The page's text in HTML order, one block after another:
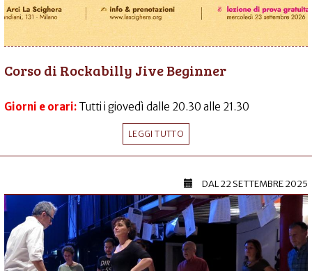
Corso di Rockabilly Jive Beginner
Giorni e orari: Tutti i giovedì dalle 20.30 alle 21.30
LEGGI TUTTO
DAL22 SETTEMBRE 2025